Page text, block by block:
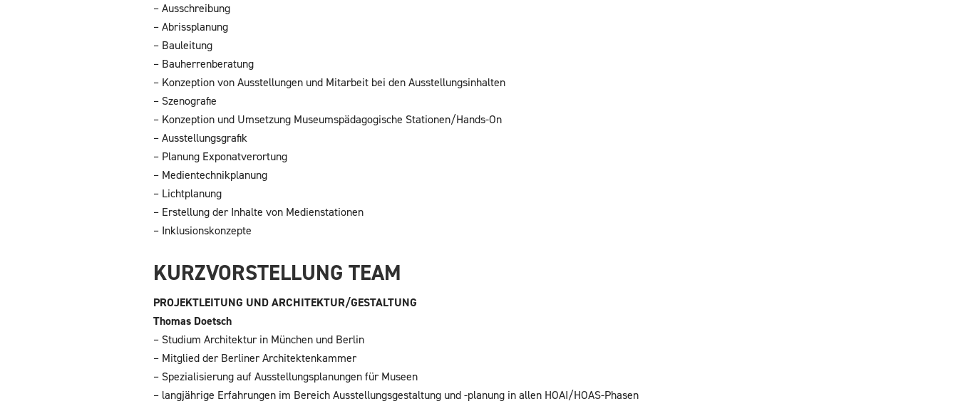
– Ausschreibung
– Abrissplanung
– Bauleitung
– Bauherrenberatung
– Konzeption von Ausstellungen und Mitarbeit bei den Ausstellungsinhalten
– Szenografie
– Konzeption und Umsetzung Museumspädagogische Stationen/Hands-On
– Ausstellungsgrafik
– Planung Exponatverortung
– Medientechnikplanung
– Lichtplanung
– Erstellung der Inhalte von Medienstationen
– Inklusionskonzepte
KURZVORSTELLUNG TEAM
PROJEKTLEITUNG UND ARCHITEKTUR/GESTALTUNG
Thomas Doetsch
– Studium Architektur in München und Berlin
– Mitglied der Berliner Architektenkammer
– Spezialisierung auf Ausstellungsplanungen für Museen
– langjährige Erfahrungen im Bereich Ausstellungsgestaltung und -planung in allen HOAI/HOAS-Phasen